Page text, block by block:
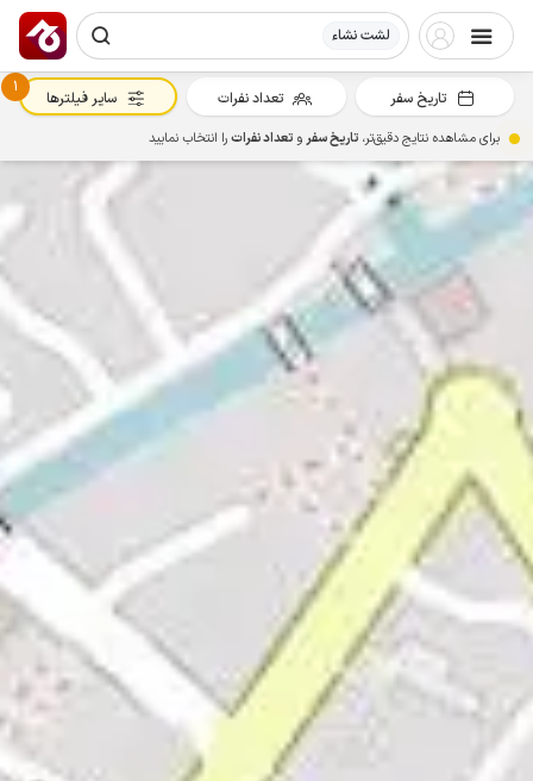
لشت نشاء
تاریخ سفر تعداد نفرات
1
سایر فیلترها
برای مشاهده نتایج دقیق‌تر، تاریخ سفرو تعداد نفراترا انتخاب نمایید